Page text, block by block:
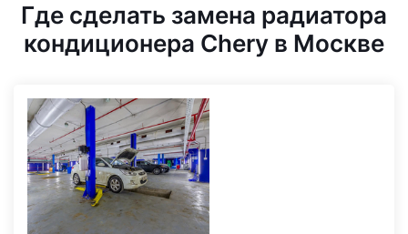
Где сделать замена радиатора
кондиционера Chery в Москве